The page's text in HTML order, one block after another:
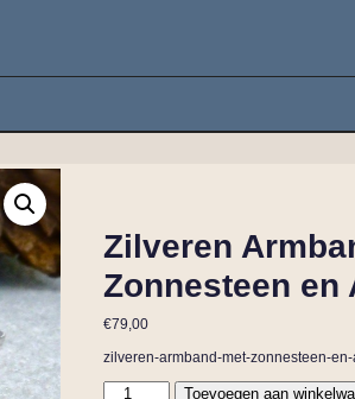
Zilveren
Zonnesteen en
€79,00
zilveren-armband-met-zonnesteen-
Toevoegen aan